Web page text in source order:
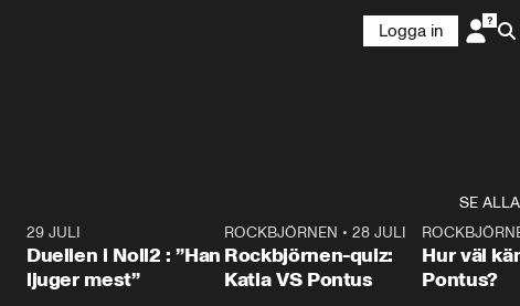
Logga in
SE ALLA
29 JULI
Duellen i Noll2 : ”Han
ljuger mest”
0:15
ROCKBJÖRNEN •28 JULI
Rockbjörnen-quiz:
Katia VS Pontus
Hur väl
Pontus?